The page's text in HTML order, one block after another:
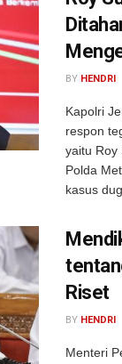
BY HENDRI
Kapolri
respon
yaitu Roy
Polda
kasus
Riset
BY HENDRI
Menteri